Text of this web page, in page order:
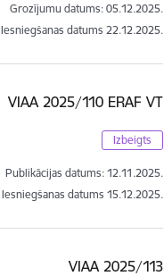
Grozījumu datums: 05.12.2025.
Iesniegšanas datums 22.12.2025.
VIAA 2025/110 ERAF VT
Izbeigts
Publikācijas datums: 12.11.2025.
Iesniegšanas datums 15.12.2025.
VIAA 2025/113